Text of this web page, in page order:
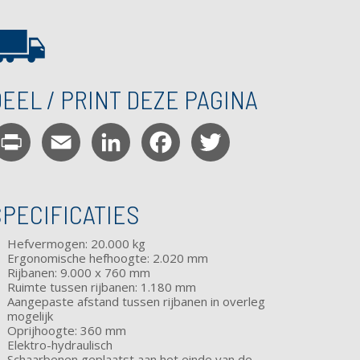
/ PRINT DEZE PAGINA
Print Email LinkedInFacebook
Hefvermogen: 20.000 kg
Ergonomische hefhoogte: 2.020 mm
Rijbanen: 9.000 x 760 mm
Ruimte tussen rijbanen: 1.180 mm
Aangepaste afstand tussen rijbanen in overleg
mogelijk
Oprijhoogte: 360 mm
Elektro-hydraulisch